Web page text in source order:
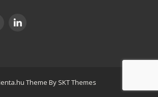
Theme By SKT Themes